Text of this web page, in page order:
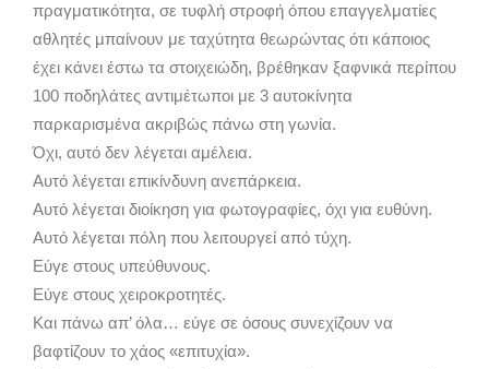
πραγματικότητα, σε τυφλή στροφή όπου επαγγελματίες
αθλητές μπαίνουν με ταχύτητα θεωρώντας ότι κάποιος
έχει κάνει έστω τα στοιχειώδη, βρέθηκαν ξαφνικά περίπου
100 ποδηλάτες αντιμέτωποι με 3 αυτοκίνητα
παρκαρισμένα ακριβώς πάνω στη γωνία.
Όχι, αυτό δεν λέγεται αμέλεια.
Αυτό λέγεται επικίνδυνη ανεπάρκεια.
Αυτό λέγεται διοίκηση για φωτογραφίες, όχι για ευθύνη.
Αυτό λέγεται πόλη που λειτουργεί από τύχη.
Εύγε στους υπεύθυνους.
Εύγε στους χειροκροτητές.
Και πάνω απ’ όλα… εύγε σε όσους συνεχίζουν να
βαφτίζουν το χάος «επιτυχία».